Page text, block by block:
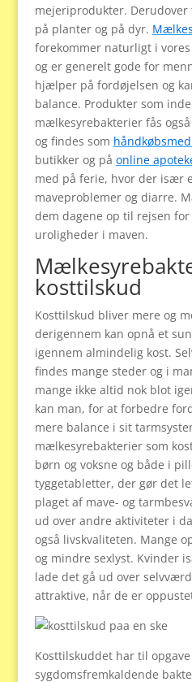
mejeriprodukter.
på planter og på dyr.
forekommer naturligt i
og er generelt gode for
hjælper på fordøjelsen og
balance. Produkter som
mælkesyrebakterier fås
og findes som
butikker og på online
med på ferie, hvor der især
maveproblemer og diarre.
dem dagene op til rejsen
uroligheder i maven.
kosttilskud
Kosttilskud bliver mere og
derigennem kan opnå et
igennem almindelig kost.
findes mange steder og i
mange ikke altid nok blot
kan man, for at forbedre
mere balance i sit
mælkesyrebakterier som
børn og voksne og både i
tyggetabletter, der gør det
plaget af mave- og
ud over andre aktiviteter i
også livskvaliteten. Mange
og mindre sexlyst. Kvinder
lade det gå ud over
attraktive, når de er
Kosttilskuddet har til
sygdomsfremkaldende